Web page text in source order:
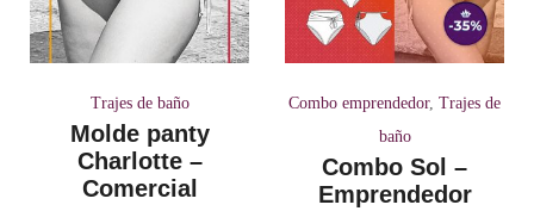
Trajes de baño
Molde panty
Charlotte –
Comercial
Combo emprendedor, Trajes de
baño
Combo Sol –
Emprendedor